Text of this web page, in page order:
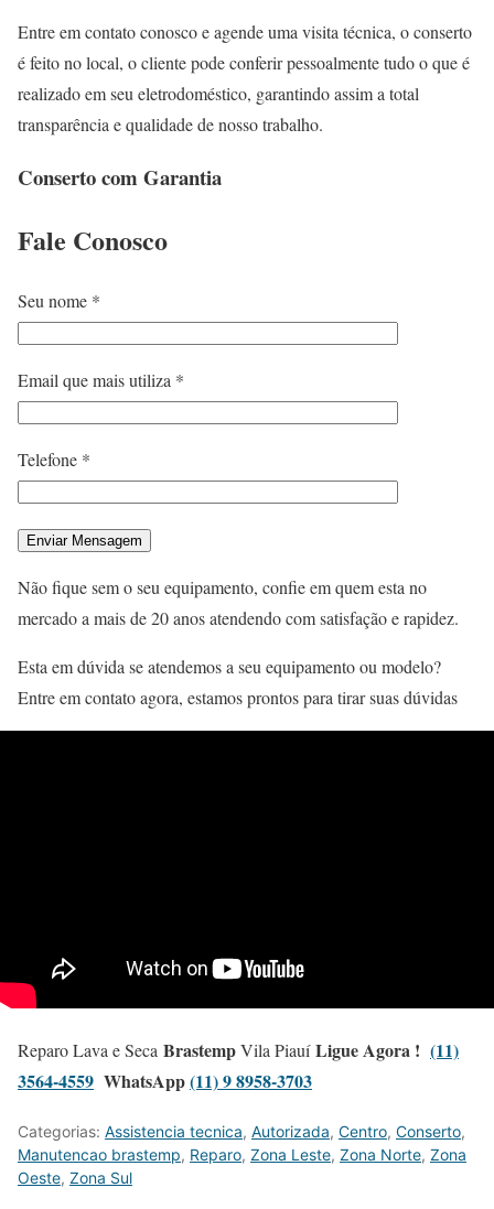
Entre em contato conosco e agende uma visita técnica, o conserto
é feito no local, o cliente pode conferir pessoalmente tudo o que é
realizado em seu eletrodoméstico, garantindo assim a total
transparência e qualidade de nosso trabalho.
Conserto com Garantia
Fale Conosco
Seu nome *
Email que mais utiliza *
Telefone *
Não fique sem o seu equipamento, confie em quem esta no
mercado a mais de 20 anos atendendo com satisfação e rapidez.
Esta em dúvida se atendemos a seu equipamento ou modelo?
Entre em contato agora, estamos prontos para tirar suas dúvidas
Reparo Lava e Seca BrastempVila PiauíLigue Agora ! (11)
3564-4559 WhatsApp(11) 9 8958-3703
Categorias: Assistencia tecnica, Autorizada, Centro, Conserto,
Manutencao brastemp, Reparo, Zona Leste, Zona Norte, Zona
Oeste, Zona Sul